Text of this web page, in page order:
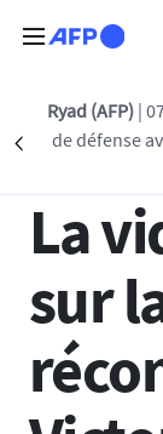
Précédent
Ryad (AFP) |
de défense
Retour à
02 JUIL 2026 -
La
sur